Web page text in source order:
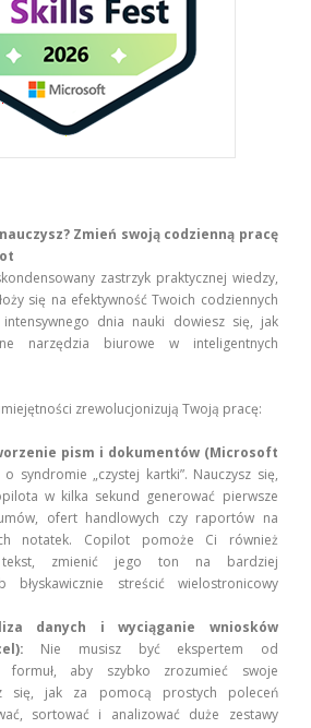
Zmień swoją codzienną pracę
zastrzyk praktycznej wiedzy,
się na efektywność Twoich codziennych
intensywnego dnia nauki dowiesz się, jak
narzędzia biurowe w inteligentnych
zrewolucjonizują Twoją pracę:
pism i dokumentów (Microsoft
syndromie „czystej kartki”. Nauczysz się,
w kilka sekund generować pierwsze
ofert handlowych czy raportów na
notatek. Copilot pomoże Ci również
tekst, zmienić jego ton na bardziej
błyskawicznie streścić wielostronicowy
danych i wyciąganie wniosków
Nie musisz być ekspertem od
formuł, aby szybko zrozumieć swoje
się, jak za pomocą prostych poleceń
sortować i analizować duże zestawy